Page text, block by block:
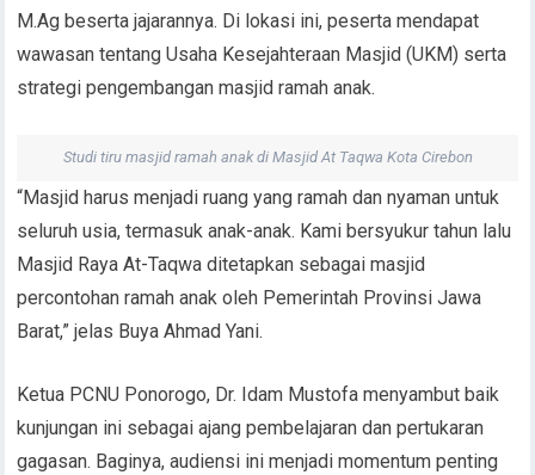
M.Ag beserta jajarannya. Di lokasi ini, peserta mendapat
wawasan tentang Usaha Kesejahteraan Masjid (UKM) serta
strategi pengembangan masjid ramah anak.
Studi tiru masjid ramah anak di Masjid At Taqwa Kota Cirebon
“Masjid harus menjadi ruang yang ramah dan nyaman untuk
seluruh usia, termasuk anak-anak. Kami bersyukur tahun lalu
Masjid Raya At-Taqwa ditetapkan sebagai masjid
percontohan ramah anak oleh Pemerintah Provinsi Jawa
Barat,” jelas Buya Ahmad Yani.
Ketua PCNU Ponorogo, Dr. Idam Mustofa menyambut baik
kunjungan ini sebagai ajang pembelajaran dan pertukaran
gagasan. Baginya, audiensi ini menjadi momentum penting